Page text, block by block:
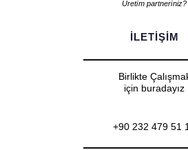
Üretim partneriniz?
ILETIŞIM
Birlikte
için buradayız
+90 232 479 51